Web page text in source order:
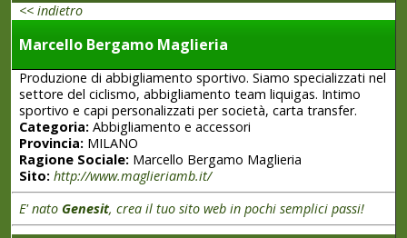
<< indietro
Marcello Bergamo Maglieria
Produzione di abbigliamento sportivo. Siamo specializzati nel
settore del ciclismo, abbigliamento team liquigas. Intimo
sportivo e capi personalizzati per società, carta transfer.
Categoria:Abbigliamento e accessori
Provincia:MILANO
Ragione Sociale:Marcello Bergamo Maglieria
Sito: http://www.maglieriamb.it/
E' nato Genesit, crea il tuo sito web in pochi semplici passi!